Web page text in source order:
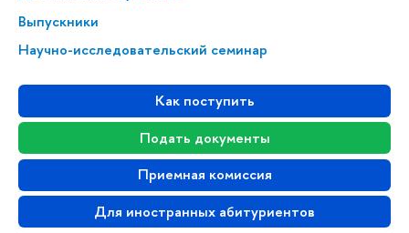
Выпускники
Научно-исследовательский семинар
Как поступить
Подать документы
Приемная комиссия
Для иностранных абитуриентов